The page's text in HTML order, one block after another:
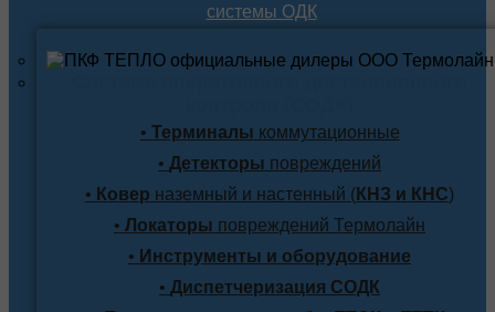
системы ОДК
• Терминалы коммутационные
• Детекторы повреждений
• Ковер наземный и настенный (КНЗ и КНС)
• Локаторы повреждений Термолайн
• Инструменты и оборудование
• Диспетчеризация СОДК